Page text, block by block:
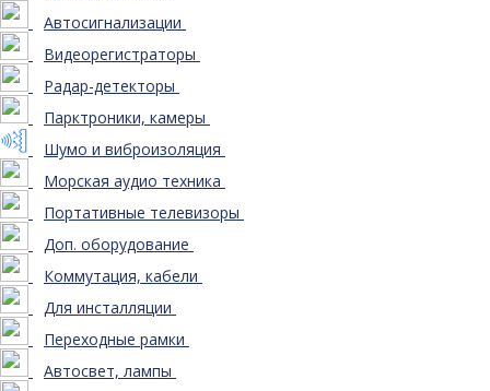
Автосигнализации
Видеорегистраторы
Радар-детекторы
Парктроники, камеры
Шумо и виброизоляция
Морская аудио техника
Портативные телевизоры
Доп. оборудование
Коммутация, кабели
Для инсталляции
Переходные рамки
Автосвет, лампы